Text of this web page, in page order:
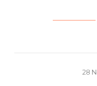
28